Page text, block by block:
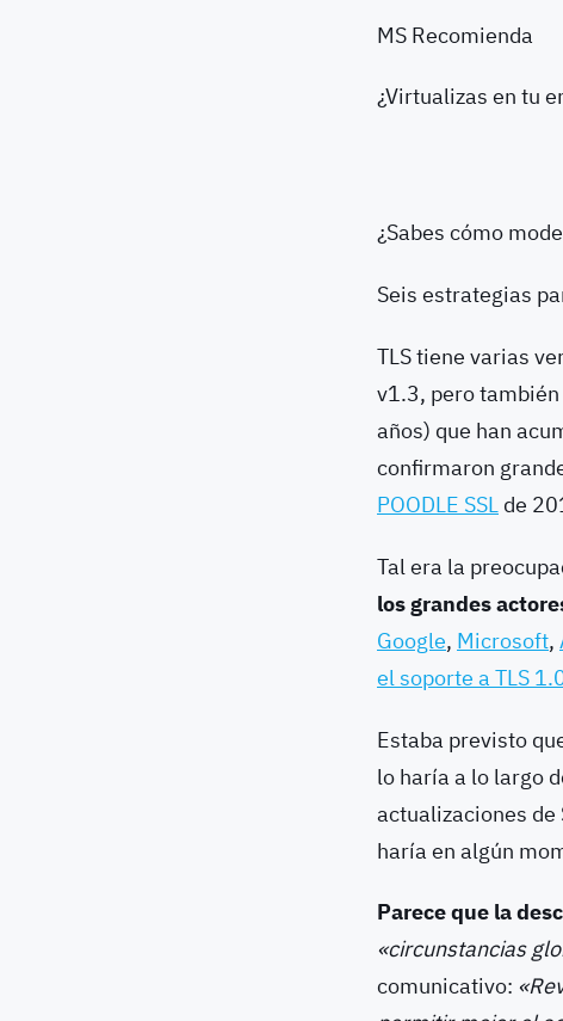
MS Recomienda
¿Virtualizas en tu
¿Sabes cómo
Seis estrategias
TLS tiene varias
v1.3, pero
años) que han
confirmaron
POODLE SSL de
Tal era la
los grandes
Google, Microsoft,
el soporte a TLS
Estaba previsto
lo haría a lo largo
actualizaciones de
haría en algún
Parece que la
«circunstancias
comunicativo: